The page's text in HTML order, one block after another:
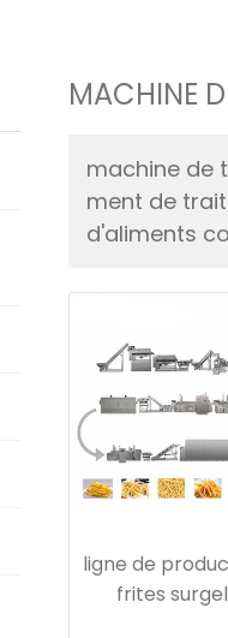
MACHINE
machine de
ment de
d'aliments
ligne de
frites